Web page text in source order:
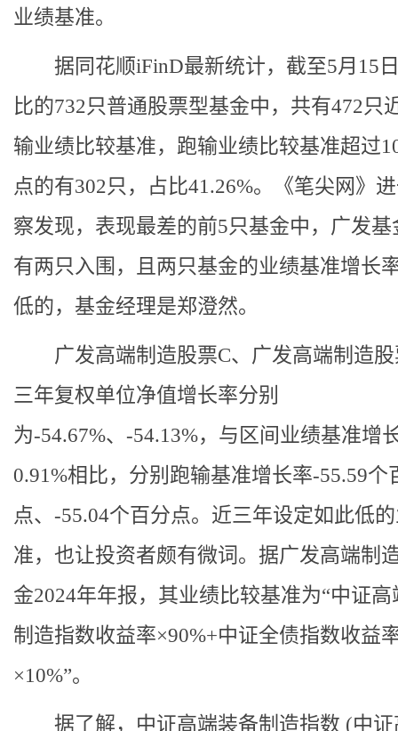
业绩基准。
据同花顺iFinD最新统计，截至5月15
比的732只普通股票型基金中，共有472只
输业绩比较基准，跑输业绩比较基准超过
点的有302只，占比41.26%。《笔尖网》
察发现，表现最差的前5只基金中，广发基
有两只入围，且两只基金的业绩基准增长
低的，基金经理是郑澄然。
广发高端制造股票C、广发高端制造股
三年复权单位净值增长率分别
为-54.67%、-54.13%，与区间业绩基准增
0.91%相比，分别跑输基准增长率-55.59个
点、-55.04个百分点。近三年设定如此低
准，也让投资者颇有微词。据广发高端制
金2024年年报，其业绩比较基准为“中证高
制造指数收益率×90%+中证全债指数收益
×10%”。
据了解，中证高端装备制造指数 (中证